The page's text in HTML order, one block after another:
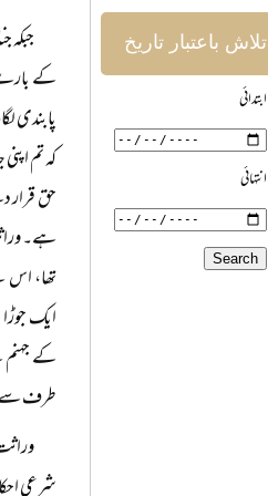
کے بارے
پابندی
کہ تم
حق
ہے۔
تھا، اس
ایک
کے جہنم
طرف سے
تلاش باعتبار تاریخ
ابتدائی
انتہائی